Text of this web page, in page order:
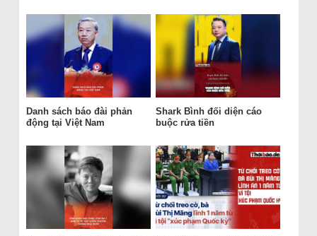
Danh sách báo đài phản
động tại Việt Nam
Shark Bình đối diện cáo
buộc rửa tiền